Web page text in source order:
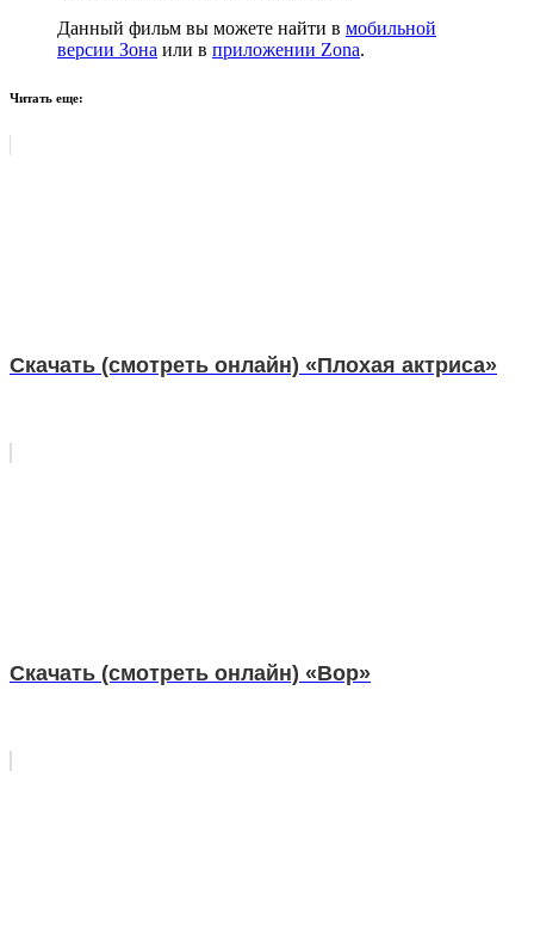
Данный фильм вы можете найти в мобильной
версии Зона или в приложении Zona.
Читать еще:
Скачать (смотреть онлайн) «Плохая актриса»
Скачать (смотреть онлайн) «Вор»